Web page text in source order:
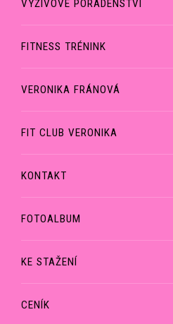
VÝŽIVOVÉ PORADENSTVÍ
FITNESS TRÉNINK
VERONIKA FRÁNOVÁ
FIT CLUB VERONIKA
KONTAKT
FOTOALBUM
KE STAŽENÍ
CENÍK